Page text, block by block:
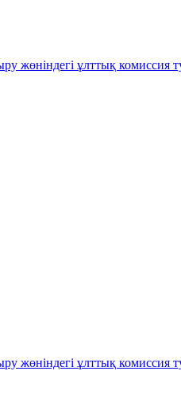
жөніндегі ұлттық комиссия
жөніндегі ұлттық комиссия